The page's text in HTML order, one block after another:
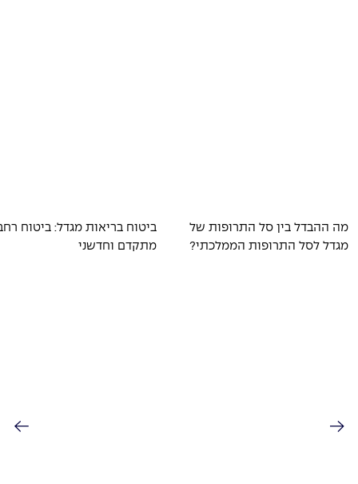
מה ההבדל בין סל התרופות של
מגדל לסל התרופות הממלכתי?
ביטוח בריאות מגדל: ביטוח
מתקדם וחדשני